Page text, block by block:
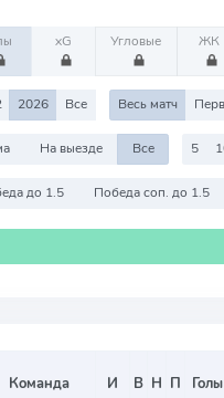
xG Угловые ЖК
2026 Все Весь матч
На выезде Все 5
до 1.5 Победа соп. до 1.5
Команда И В Н П Голы